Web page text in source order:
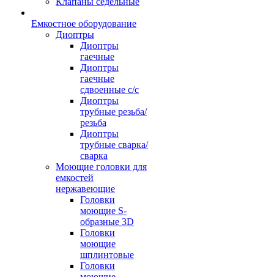
Емкостное оборудование
Диоптры
Диоптры
гаечные
Диоптры
гаечные
сдвоенные c/c
Диоптры
трубные резьба/
резьба
Диоптры
трубные сварка/
сварка
Моющие головки для
емкостей
нержавеющие
Головки
моющие S-
образные 3D
Головки
моющие
шплинтовые
Головки